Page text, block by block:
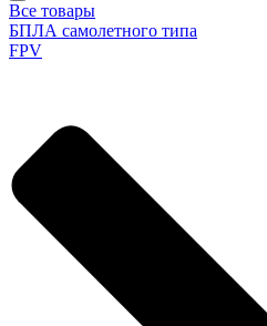
Все товары
БПЛА самолетного типа
FPV